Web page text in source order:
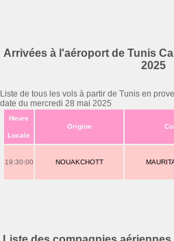
Arrivées à l'aéroport de Tunis
2025
Liste de tous les vols à partir de Tunis en
date du mercredi 28 mai 2025
Heure
Locale
Origine
19:30:00 NOUAKCHOTT